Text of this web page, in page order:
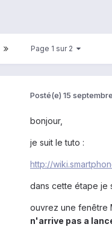
Page 1 sur 2
Posté(e) 15
bonjour,
je suit le tuto :
http://
dans cette étape je
ouvrez une fenêtre
n'arrive pas a